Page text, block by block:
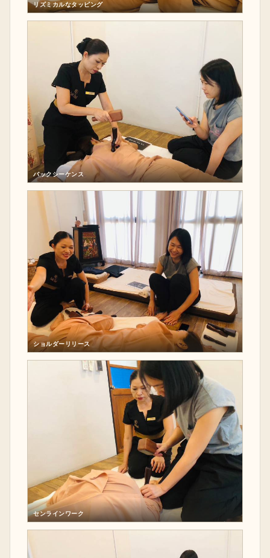
リズミカルなタッピング
バックシーケンス
ショルダーリリース
センラインワーク